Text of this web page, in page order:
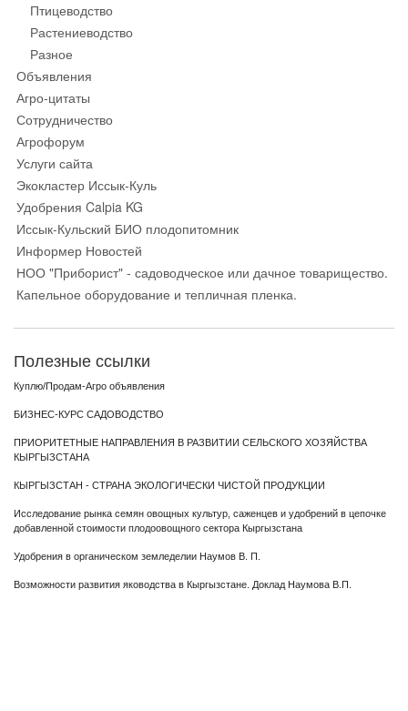
Птицеводство
Растениеводство
Разное
Объявления
Агро-цитаты
Сотрудничество
Агрофорум
Услуги сайта
Экокластер Иссык-Куль
Удобрения Calpia KG
Иссык-Кульский БИО плодопитомник
Информер Новостей
НОО "Приборист" - садоводческое или дачное товарищество.
Капельное оборудование и тепличная пленка.
Полезные ссылки
Куплю/Продам-Агро объявления
БИЗНЕС-КУРС САДОВОДСТВО
ПРИОРИТЕТНЫЕ НАПРАВЛЕНИЯ В РАЗВИТИИ СЕЛЬСКОГО ХОЗЯЙСТВА
КЫРГЫЗСТАНА
КЫРГЫЗСТАН - СТРАНА ЭКОЛОГИЧЕСКИ ЧИСТОЙ ПРОДУКЦИИ
Исследование рынка семян овощных культур, саженцев и удобрений в цепочке
добавленной стоимости плодоовощного сектора Кыргызстана
Удобрения в органическом земледелии Наумов В. П.
Возможности развития яководства в Кыргызстане. Доклад Наумова В.П.